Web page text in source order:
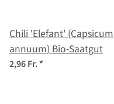
Chili 'Elefant' (Capsicum
annuum) Bio-Saatgut
2,96 Fr.*